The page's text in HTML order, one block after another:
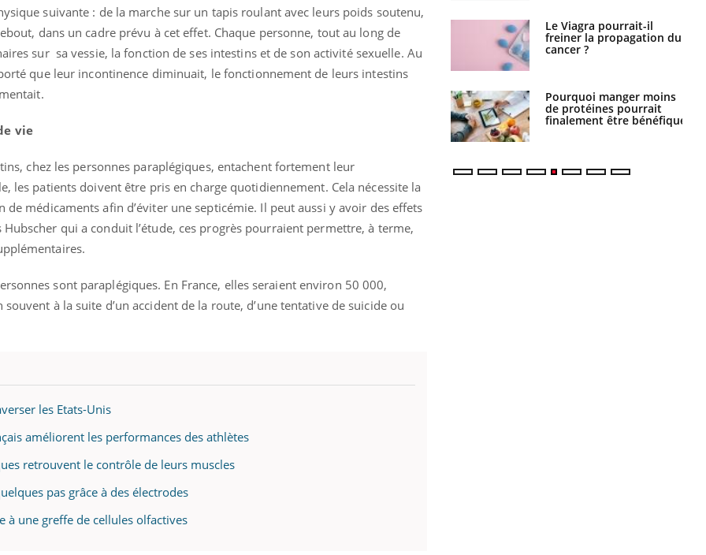
suivante : de la marche sur un tapis roulant avec leurs poids soutenu,
dans un cadre prévu à cet effet. Chaque personne, tout au long de
sur sa vessie, la fonction de ses intestins et de son activité sexuelle. Au
que leur incontinence diminuait, le fonctionnement de leurs intestins
vie
chez les personnes paraplégiques, entachent fortement leur
les patients doivent être pris en charge quotidiennement. Cela nécessite la
de médicaments afin d’éviter une septicémie. Il peut aussi y avoir des effets
Hubscher qui a conduit l’étude, ces progrès pourraient permettre, à terme,
sont paraplégiques. En France, elles seraient environ 50 000,
à la suite d’un accident de la route, d’une tentative de suicide ou
les Etats-Unis
améliorent les performances des athlètes
retrouvent le contrôle de leurs muscles
pas grâce à des électrodes
à une greffe de cellules olfactives
VIH : la fin du comprimé
tous les jours se profile-t-
elle enfin ?
Le Viagra pourrait-il
freiner la propagation du
cancer ?
Pourquoi manger moins
de protéines pourrait
finalement être bénéfique
Le smartphone nuit-il à
l'apprentissage de la
lecture ?
Mordue par une tique en
vacances, elle reste dans
le coma pendant 42 jours